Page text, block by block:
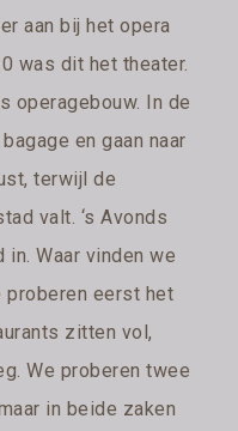
aan bij het opera
was dit het theater.
operagebouw. In de
en gaan naar
terwijl de
valt. ‘s Avonds
Waar vinden we
proberen eerst het
zitten vol,
We proberen twee
in beide zaken